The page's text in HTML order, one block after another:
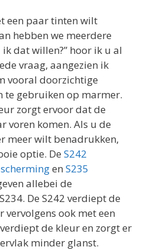
een paar tinten wilt
hebben we meerdere
dat willen?” hoor ik u al
vraag, aangezien ik
vooral doorzichtige
gebruiken op marmer.
zorgt ervoor dat de
voren komen. Als u de
meer wilt benadrukken,
optie. De S242
en S235
allebei de
De S242 verdiept de
ook met een
de kleur en zorgt er
minder glanst.